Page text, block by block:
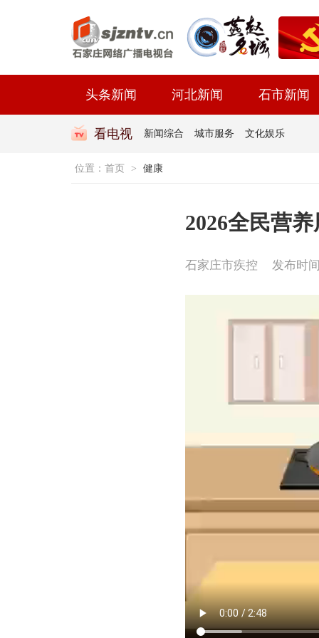
头条新闻 河北新闻 石市新闻
看电视 新闻综合 城市服务 文化娱乐
位置： 首页 > 健康
2026全民营
石家庄市疾控 发布时